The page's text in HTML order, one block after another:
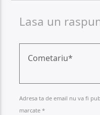
Lasa un
Adresa ta de email nu va fi
marcate *